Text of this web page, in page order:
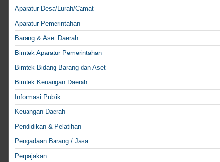
Aparatur Desa/Lurah/Camat
Aparatur Pemerintahan
Barang & Aset Daerah
Bimtek Aparatur Pemerintahan
Bimtek Bidang Barang dan Aset
Bimtek Keuangan Daerah
Informasi Publik
Keuangan Daerah
Pendidikan & Pelatihan
Pengadaan Barang / Jasa
Perpajakan